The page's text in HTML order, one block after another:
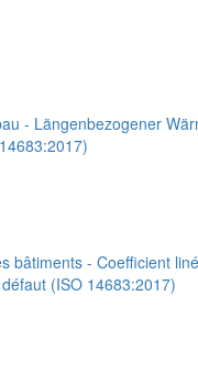
- Längenbezogener
bâtiments - Coefficient
(ISO 14683:2017)